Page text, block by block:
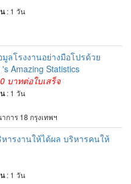
: 1 วัน
ลโรงงานอย่างมือโปรด้วย
Amazing Statistics
บาทต่อใบเสร็จ
: 1 วัน
การ 18 กรุงเทพฯ
ารงานให้ได้ผล บริหารคนให้
: 1 วัน